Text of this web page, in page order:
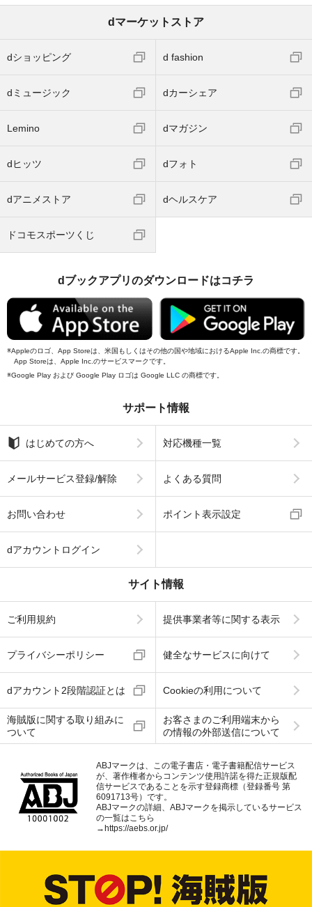
dマーケットストア
dショッピング d fashion
dミュージック dカーシェア
Lemino dマガジン
dヒッツ dフォト
dアニメストア dヘルスケア
ドコモスポーツくじ
dブックアプリのダウンロードはコチラ
Appleのロゴ、App Storeは、米国もしくはその他の国や地域におけるApple Inc.の商標です。
App Storeは、Apple Inc.のサービスマークです。
Google Play および Google Play ロゴは Google LLC の商標です。
サポート情報
はじめての方へ 対応機種一覧
メールサービス登録/解除 よくある質問
お問い合わせ ポイント表示設定
dアカウントログイン
サイト情報
ご利用規約 提供事業者等に関する表示
プライバシーポリシー 健全なサービスに向けて
dアカウント2段階認証とは Cookieの利用について
海賊版に関する取り組みに
ついて
お客さまのご利用端末から
の情報の外部送信について
ABJマークは、この電子書店・電子書籍配信サービス
が、著作権者からコンテンツ使用許諾を得た正規版配
信サービスであることを示す登録商標（登録番号 第
6091713号）です。
ABJマークの詳細、ABJマークを掲示しているサービス
の一覧はこちら
→ https://aebs.or.jp/